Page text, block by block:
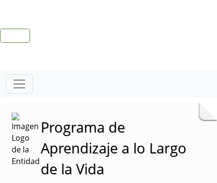
Programa de
Aprendizaje a lo Largo
de la Vida